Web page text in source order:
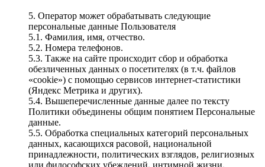
5. Оператор может обрабатывать следующие
персональные данные Пользователя
5.1. Фамилия, имя, отчество.
5.2. Номера телефонов.
5.3. Также на сайте происходит сбор и обработка
обезличенных данных о посетителях (в т.ч. файлов
«cookie») с помощью сервисов интернет-статистики
(Яндекс Метрика и других).
5.4. Вышеперечисленные данные далее по тексту
Политики объединены общим понятием Персональные
данные.
5.5. Обработка специальных категорий персональных
данных, касающихся расовой, национальной
принадлежности, политических взглядов, религиозных
или философских убеждений, интимной жизни,